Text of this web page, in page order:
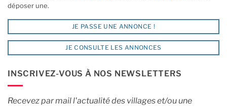
déposer une.
JE PASSE UNE ANNONCE !
JE CONSULTE LES ANNONCES
INSCRIVEZ-VOUS À NOS NEWSLETTERS
Recevez par mail l'actualité des villages et/ou une